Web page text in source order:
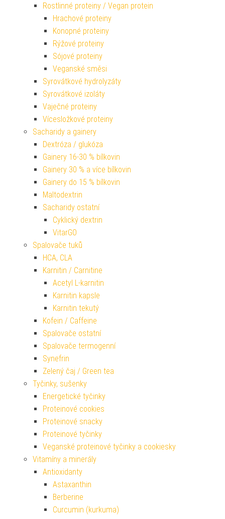
Rostlinné proteiny / Vegan protein
Hrachové proteiny
Konopné proteiny
Rýžové proteiny
Sójové proteiny
Veganské směsi
Syrovátkové hydrolyzáty
Syrovátkové izoláty
Vaječné proteiny
Vícesložkové proteiny
Sacharidy a gainery
Dextróza / glukóza
Gainery 16-30 % bílkovin
Gainery 30 % a více bílkovin
Gainery do 15 % bílkovin
Maltodextrin
Sacharidy ostatní
Cyklický dextrin
VitarGO
Spalovače tuků
HCA, CLA
Karnitin / Carnitine
Acetyl L-karnitin
Karnitin kapsle
Karnitin tekutý
Kofein / Caffeine
Spalovače ostatní
Spalovače termogenní
Synefrin
Zelený čaj / Green tea
Tyčinky, sušenky
Energetické tyčinky
Proteinové cookies
Proteinové snacky
Proteinové tyčinky
Veganské proteinové tyčinky a cookiesky
Vitamíny a minerály
Antioxidanty
Astaxanthin
Berberine
Curcumin (kurkuma)